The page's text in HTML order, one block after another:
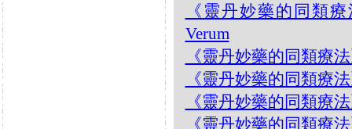
《靈丹妙藥的同類
Verum
《靈丹妙藥的同類療
《靈丹妙藥的同類療
《靈丹妙藥的同類療
《靈丹妙藥的同類療